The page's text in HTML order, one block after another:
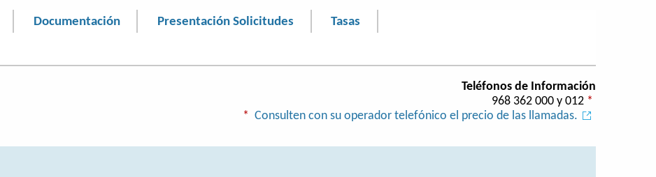
Documentación Presentación Solicitudes Tasas
Teléfonos de Información
968 362 000 y 012 *
* Consulten con su operador telefónico el precio de las llamadas.